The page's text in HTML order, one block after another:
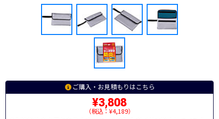
ご購入・お見積もりはこちら
¥3,808
（税込：¥4,189）